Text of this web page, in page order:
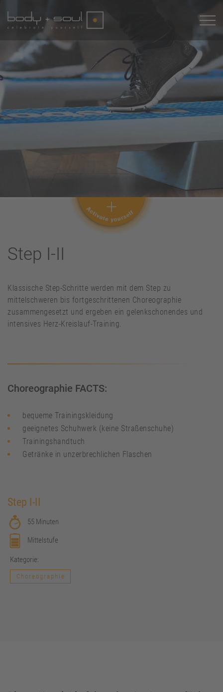
Step I-II
Klassische Step-Schritte werden mit dem Step zu
mittelschweren bis fortgeschrittenen Choreographie
zusammengesetzt und ergeben ein gelenkschonendes und
intensives Herz-Kreislauf-Training.
Choreographie FACTS:
bequeme Trainingskleidung
geeignetes Schuhwerk (keine Straßenschuhe)
Trainingshandtuch
Getränke in unzerbrechlichen Flaschen
Step I-II
55 Minuten
Mittelstufe
Kategorie:
Choreographie